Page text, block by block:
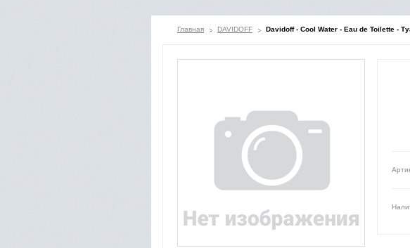
Главная DAVIDOFF Davidoff - Cool Water - Eau de Toilette -